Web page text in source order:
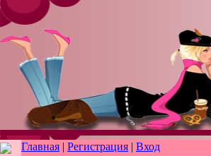
Главная | Регистрация | Вход